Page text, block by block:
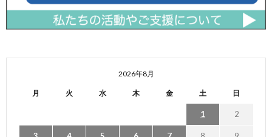
2026年8月
月 火 水 木 金 土 日
1 2